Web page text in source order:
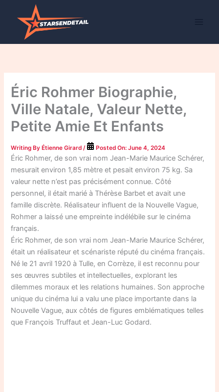
Éric Rohmer Biographie,
Ville Natale, Valeur Nette,
Petite Amie Et Enfants
Writing ByÉtienne Girard / Posted On:June 4, 2024
Éric Rohmer, de son vrai nom Jean-Marie Maurice Schérer,
mesurait environ 1,85 mètre et pesait environ 75 kg. Sa
valeur nette n’est pas précisément connue. Côté
personnel, il était marié à Thérèse Barbet et avait une
famille discrète. Réalisateur influent de la Nouvelle Vague,
Rohmer a laissé une empreinte indélébile sur le cinéma
français.
Éric Rohmer, de son vrai nom Jean-Marie Maurice Schérer,
était un réalisateur et scénariste réputé du cinéma français.
Né le 21 avril 1920 à Tulle, en Corrèze, il est reconnu pour
ses œuvres subtiles et intellectuelles, explorant les
dilemmes moraux et les relations humaines. Son approche
unique du cinéma lui a valu une place importante dans la
Nouvelle Vague, aux côtés de figures emblématiques telles
que François Truffaut et Jean-Luc Godard.